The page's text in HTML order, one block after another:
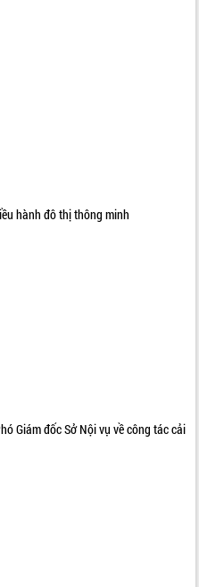
hành đô thị thông minh
Giám đốc Sở Nội vụ về công tác cải